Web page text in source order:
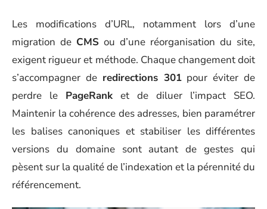
Les modifications d’URL, notamment lors d’une
migration de CMS ou d’une réorganisation du site,
exigent rigueur et méthode. Chaque changement doit
s’accompagner de redirections 301pour éviter de
perdre le PageRank et de diluer l’impact SEO.
Maintenir la cohérence des adresses, bien paramétrer
les balises canoniques et stabiliser les différentes
versions du domaine sont autant de gestes qui
pèsent sur la qualité de l’indexation et la pérennité du
référencement.